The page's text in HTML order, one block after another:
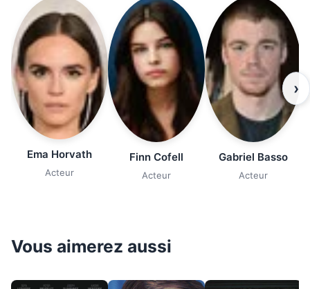
Ema Horvath
Acteur
Finn Cofell
Acteur
Gabriel Basso
Acteur
›
Vous aimerez aussi